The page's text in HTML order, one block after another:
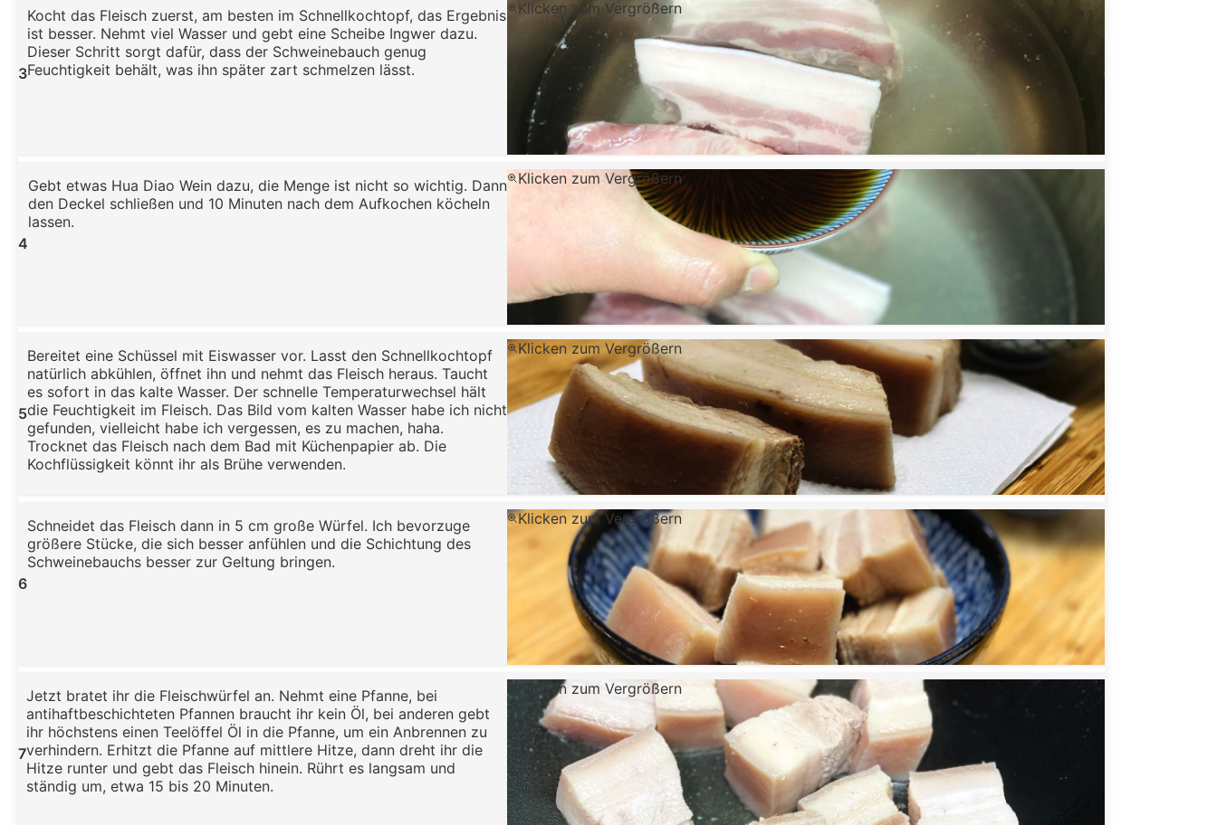
3
Kocht das Fleisch zuerst, am besten im Schnellkochtopf, das Ergebnis
ist besser. Nehmt viel Wasser und gebt eine Scheibe Ingwer dazu.
Dieser Schritt sorgt dafür, dass der Schweinebauch genug
Feuchtigkeit behält, was ihn später zart schmelzen lässt.
Klicken zum Vergrößern
4
Gebt etwas Hua Diao Wein dazu, die Menge ist nicht so wichtig. Dann
den Deckel schließen und 10 Minuten nach dem Aufkochen köcheln
lassen.
Klicken zum Vergrößern
5
Bereitet eine Schüssel mit Eiswasser vor. Lasst den Schnellkochtopf
natürlich abkühlen, öffnet ihn und nehmt das Fleisch heraus. Taucht
es sofort in das kalte Wasser. Der schnelle Temperaturwechsel hält
die Feuchtigkeit im Fleisch. Das Bild vom kalten Wasser habe ich nicht
gefunden, vielleicht habe ich vergessen, es zu machen, haha.
Trocknet das Fleisch nach dem Bad mit Küchenpapier ab. Die
Kochflüssigkeit könnt ihr als Brühe verwenden.
Klicken zum Vergrößern
6
Schneidet das Fleisch dann in 5 cm große Würfel. Ich bevorzuge
größere Stücke, die sich besser anfühlen und die Schichtung des
Schweinebauchs besser zur Geltung bringen.
Klicken zum Vergrößern
7
Jetzt bratet ihr die Fleischwürfel an. Nehmt eine Pfanne, bei
antihaftbeschichteten Pfannen braucht ihr kein Öl, bei anderen gebt
ihr höchstens einen Teelöffel Öl in die Pfanne, um ein Anbrennen zu
verhindern. Erhitzt die Pfanne auf mittlere Hitze, dann dreht ihr die
Hitze runter und gebt das Fleisch hinein. Rührt es langsam und
ständig um, etwa 15 bis 20 Minuten.
Klicken zum Vergrößern